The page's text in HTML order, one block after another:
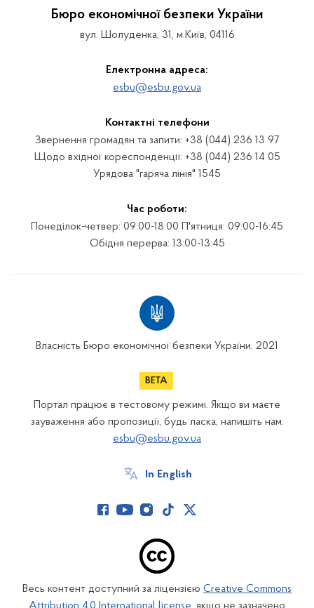
Бюро економічної безпеки України
вул. Шолуденка, 31, м.Київ, 04116
Електронна адреса:
esbu@esbu.gov.ua
Контактні телефони
Звернення громадян та запити: +38 (044) 236 13 97
Щодо вхідної кореспонденції: +38 (044) 236 14 05
Урядова "гаряча лінія" 1545
Час роботи:
Понеділок-четвер: 09:00-18:00 П'ятниця: 09:00-16:45
Обідня перерва: 13:00-13:45
Власність Бюро економічної безпеки України. 2021
Портал працює в тестовому режимі. Якщо ви маєте
зауваження або пропозиції, будь ласка, напишіть нам:
esbu@esbu.gov.ua
In English
Весь контент доступний за ліцензією Creative Commons